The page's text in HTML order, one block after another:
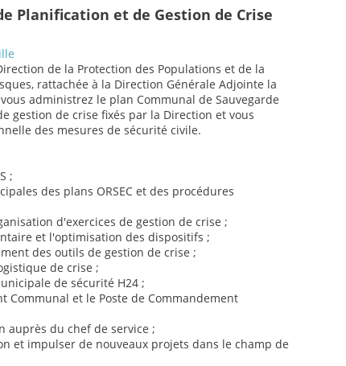
Planification et de Gestion de Crise
de la Protection des Populations et de la
rattachée à la Direction Générale Adjointe la
administrez le plan Communal de Sauvegarde
gestion de crise fixés par la Direction et vous
des mesures de sécurité civile.
;
des plans ORSEC et des procédures
d'exercices de gestion de crise ;
et l'optimisation des dispositifs ;
des outils de gestion de crise ;
de crise ;
de sécurité H24 ;
Communal et le Poste de Commandement
auprès du chef de service ;
et impulser de nouveaux projets dans le champ de